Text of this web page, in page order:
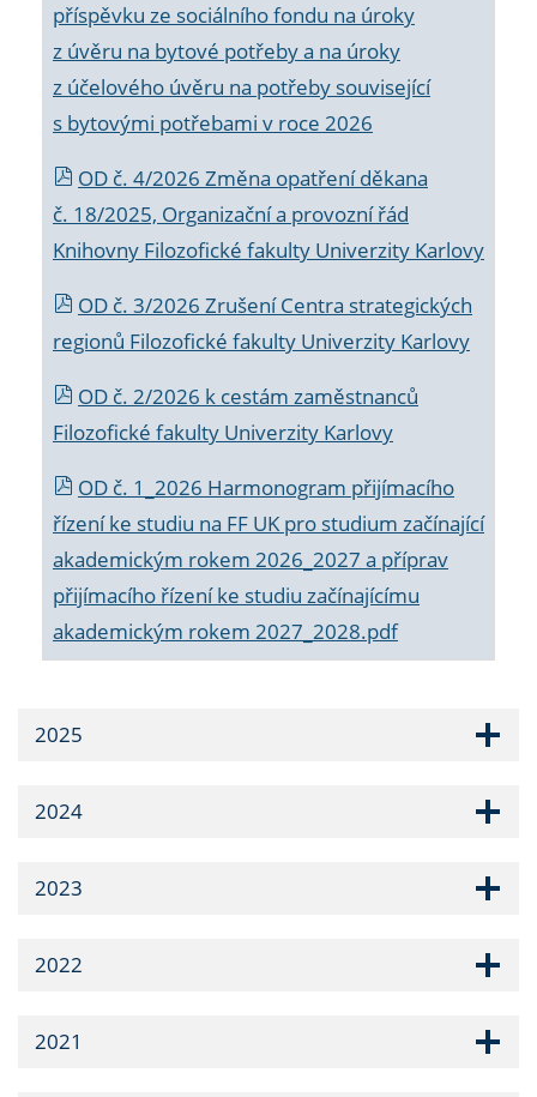
příspěvku ze sociálního fondu na úroky
z úvěru na bytové potřeby a na úroky
z účelového úvěru na potřeby související
s bytovými potřebami v roce 2026
OD č. 4/2026 Změna opatření děkana
č. 18/2025, Organizační a provozní řád
Knihovny Filozofické fakulty Univerzity Karlovy
OD č. 3/2026 Zrušení Centra strategických
regionů Filozofické fakulty Univerzity Karlovy
OD č. 2/2026 k cestám zaměstnanců
Filozofické fakulty Univerzity Karlovy
OD č. 1_2026 Harmonogram přijímacího
řízení ke studiu na FF UK pro studium začínající
akademickým rokem 2026_2027 a příprav
přijímacího řízení ke studiu začínajícímu
akademickým rokem 2027_2028.pdf
2025
2024
2023
2022
2021